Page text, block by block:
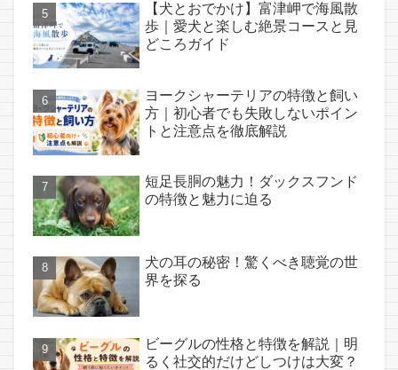
【犬とおでかけ】富津岬で海風散
歩｜愛犬と楽しむ絶景コースと見
どころガイド
ヨークシャーテリアの特徴と飼い
方｜初心者でも失敗しないポイン
トと注意点を徹底解説
短足長胴の魅力！ダックスフンド
の特徴と魅力に迫る
犬の耳の秘密！驚くべき聴覚の世
界を探る
ビーグルの性格と特徴を解説｜明
るく社交的だけどしつけは大変？